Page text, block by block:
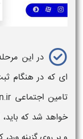
در این
ای که در هنگام
تامین اجتماعی
خواهد شد که باید،